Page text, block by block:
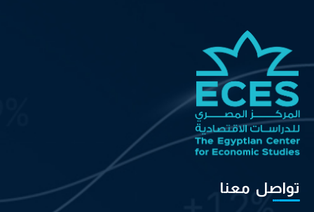
تواصل معنا